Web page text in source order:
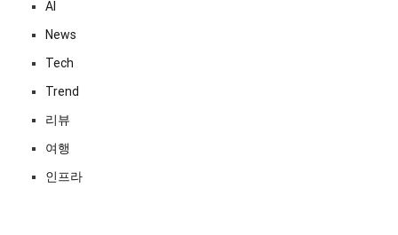
AI
News
Tech
Trend
리뷰
여행
인프라